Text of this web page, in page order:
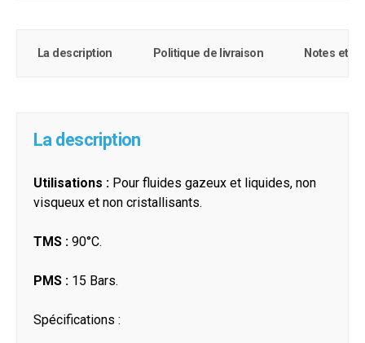
La description Politique de livraison Notes et
La description
Utilisations : Pour fluides gazeux et liquides, non
visqueux et non cristallisants.
TMS : 90°C.
PMS : 15 Bars.
Spécifications :